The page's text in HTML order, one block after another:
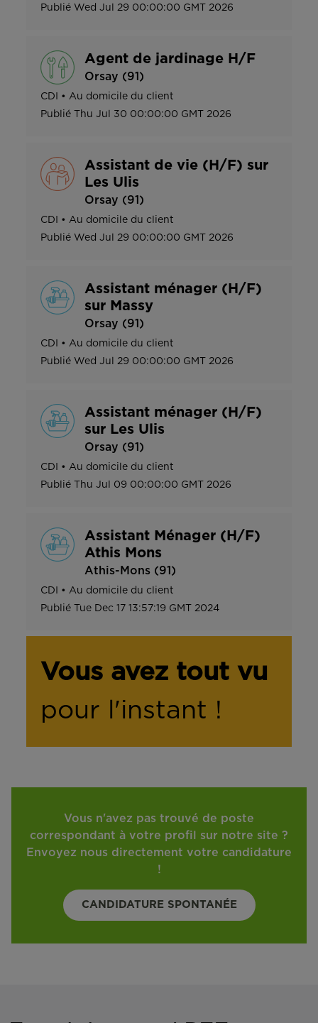
Publié Wed Jul 29 00:00:00 GMT 2026
Agent de jardinage H/F
Orsay (91)
CDI • Au domicile du client
Publié Thu Jul 30 00:00:00 GMT 2026
Assistant de vie (H/F) sur
Les Ulis
Orsay (91)
CDI • Au domicile du client
Publié Wed Jul 29 00:00:00 GMT 2026
Assistant ménager (H/F)
sur Massy
Orsay (91)
CDI • Au domicile du client
Publié Wed Jul 29 00:00:00 GMT 2026
Assistant ménager (H/F)
sur Les Ulis
Orsay (91)
CDI • Au domicile du client
Publié Thu Jul 09 00:00:00 GMT 2026
Assistant Ménager (H/F)
Athis Mons
Athis-Mons (91)
CDI • Au domicile du client
Publié Tue Dec 17 13:57:19 GMT 2024
Vous avez tout vu
pour l'instant !
Vous n'avez pas trouvé de poste
correspondant à votre profil sur notre site ?
Envoyez nous directement votre candidature
!
CANDIDATURE SPONTANÉE